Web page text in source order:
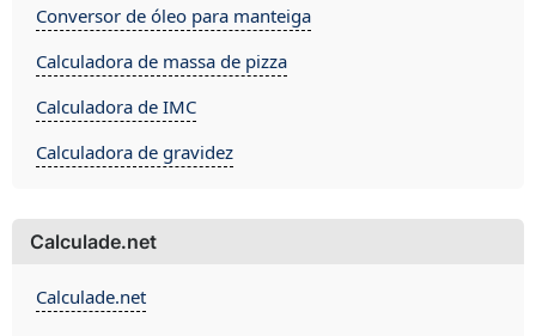
Conversor de óleo para manteiga
Calculadora de massa de pizza
Calculadora de IMC
Calculadora de gravidez
Calculade.net
Calculade.net